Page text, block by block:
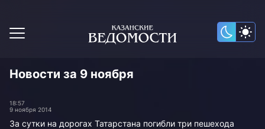
Новости за 9 ноября
18:57
9 ноября 2014
За сутки на дорогах Татарстана погибли три пешехода